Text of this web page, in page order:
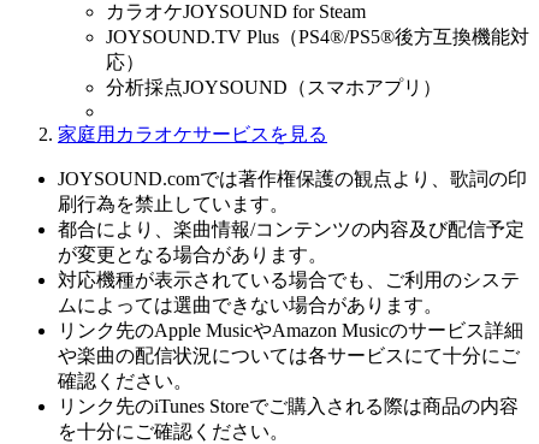
カラオケJOYSOUND for Steam
JOYSOUND.TV Plus（PS4®/PS5®後方互換機能対
応）
分析採点JOYSOUND（スマホアプリ）
家庭用カラオケサービスを見る
JOYSOUND.comでは著作権保護の観点より、歌詞の印
刷行為を禁止しています。
都合により、楽曲情報/コンテンツの内容及び配信予定
が変更となる場合があります。
対応機種が表示されている場合でも、ご利用のシステ
ムによっては選曲できない場合があります。
リンク先のApple MusicやAmazon Musicのサービス詳細
や楽曲の配信状況については各サービスにて十分にご
確認ください。
リンク先のiTunes Storeでご購入される際は商品の内容
を十分にご確認ください。